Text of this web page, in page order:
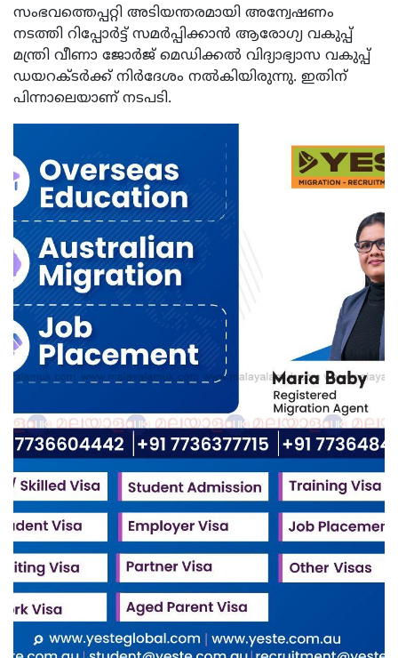
സംഭവത്തെപ്പറ്റി അടിയന്തരമായി അന്വേഷണം
നടത്തി റിപ്പോർട്ട് സമർപ്പിക്കാൻ ആരോഗ്യ വകുപ്പ്
മന്ത്രി വീണാ ജോർജ് മെഡിക്കൽ വിദ്യാഭ്യാസ വകുപ്പ്
ഡയറക്ടർക്ക് നിർദേശം നൽകിയിരുന്നു. ഇതിന്
പിന്നാലെയാണ് നടപടി.